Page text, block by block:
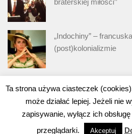
braterskiej miłości’’
„Indochiny” –
(post)kolonializmie
Ta strona używa ciasteczek
może działać lepiej. Jeżeli nie
zapisywanie, wyłącz ich
przeglądarki.
Akceptuj